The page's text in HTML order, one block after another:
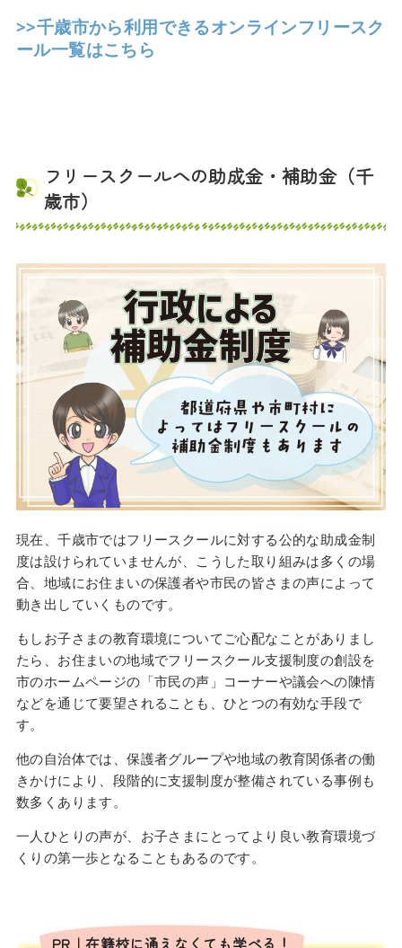
>>千歳市から利用できるオンラインフリースク
ール一覧はこちら
フリースクールへの助成金・補助金（千
歳市）
現在、千歳市ではフリースクールに対する公的な助成金制
度は設けられていませんが、こうした取り組みは多くの場
合、地域にお住まいの保護者や市民の皆さまの声によって
動き出していくものです。
もしお子さまの教育環境についてご心配なことがありまし
たら、お住まいの地域でフリースクール支援制度の創設を
市のホームページの「市民の声」コーナーや議会への陳情
などを通じて要望されることも、ひとつの有効な手段で
す。
他の自治体では、保護者グループや地域の教育関係者の働
きかけにより、段階的に支援制度が整備されている事例も
数多くあります。
一人ひとりの声が、お子さまにとってより良い教育環境づ
くりの第一歩となることもあるのです。
PR｜在籍校に通えなくても学べる！